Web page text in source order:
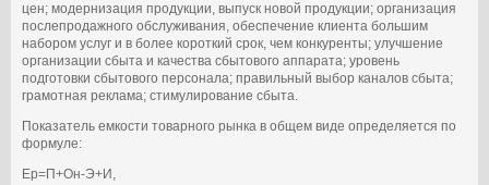
цен; модернизация продукции, выпуск новой продукции; организация
послепродажного обслуживания, обеспечение клиента большим
набором услуг и в более короткий срок, чем конкуренты; улучшение
организации сбыта и качества сбытового аппарата; уровень
подготовки сбытового персонала; правильный выбор каналов сбыта;
грамотная реклама; стимулирование сбыта.
Показатель емкости товарного рынка в общем виде определяется по
формуле:
Еp=П+Он-Э+И,